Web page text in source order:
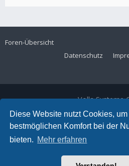
Diese Website nutzt Cookies,
bestmöglichen Komfort bei der
bieten. Mehr erfahren
Foren-Übersicht
Datenschutz
Volla Systeme
Kölner
42897
Telefon:+49 2191
E-Mail: